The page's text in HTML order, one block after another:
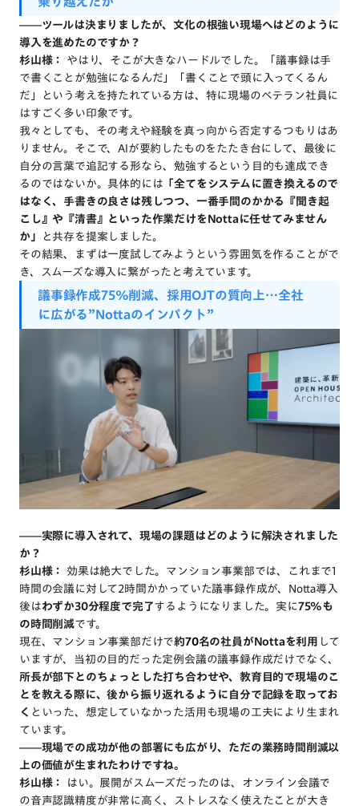
――ツールは決まりましたが、文化の根強い現場へはどのように
導入を進めたのですか？
杉山様：
やはり、そこが大きなハードルでした。「議事録は手
で書くことが勉強になるんだ」「書くことで頭に入ってくるん
だ」という考えを持たれている方は、特に現場のベテラン社員に
はすごく多い印象です。
我々としても、その考えや経験を真っ向から否定するつもりはあ
りません。そこで、AIが要約したものをたたき台にして、最後に
自分の言葉で追記する形なら、勉強するという目的も達成でき
るのではないか。具体的には 「全てをシステムに置き換えるので
はなく、手書きの良さは残しつつ、一番手間のかかる『聞き起
こし』や『清書』といった作業だけをNottaに任せてみません
か」
と共存を提案しました。
その結果、まずは一度試してみようという雰囲気を作ることがで
き、スムーズな導入に繋がったと考えています。
議事録作成75%削減、 採用OJTの質向上…全社
に広がる”Nottaのインパクト”
――実際に導入されて、現場の課題はどのように解決されました
か？
杉山様：
効果は絶大でした。マンション事業部では、これまで1
時間の会議に対して2時間かかっていた議事録作成が、Notta導入
後はわずか30分程度で完了するようになりました。実に75%も
の時間削減です。
現在、マンション事業部だけで約70名の社員がNottaを利用 して
いますが、当初の目的だった定例会議の議事録作成だけでなく、
所長が部下とのちょっとした打ち合わせや、教育目的で現場のこ
とを教える際に、後から振り返れるように自分で記録を取ってお
く といった、想定していなかった活用も現場の工夫により生まれ
ています。
――現場での成功が他の部署にも広がり、ただの業務時間削減以
上の価値が生まれたわけですね。
杉山様：
はい。展開がスムーズだったのは、オンライン会議で
の音声認識精度が非常に高く、ストレスなく使えたことが大き